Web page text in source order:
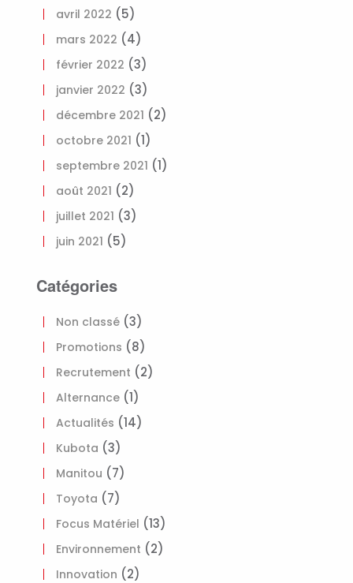
avril 2022 (5)
mars 2022 (4)
février 2022 (3)
janvier 2022 (3)
décembre 2021 (2)
octobre 2021 (1)
septembre 2021 (1)
août 2021 (2)
juillet 2021 (3)
juin 2021 (5)
Catégories
Non classé (3)
Promotions (8)
Recrutement (2)
Alternance (1)
Actualités (14)
Kubota (3)
Manitou (7)
Toyota (7)
Focus Matériel (13)
Environnement (2)
Innovation (2)